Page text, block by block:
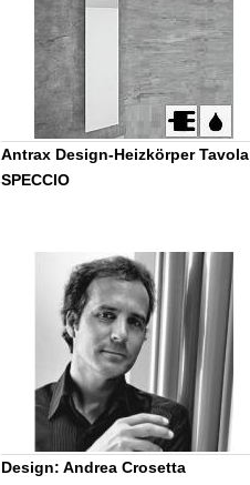
Antrax Design-Heizkörper Tavola
SPECCIO
Design: Andrea Crosetta